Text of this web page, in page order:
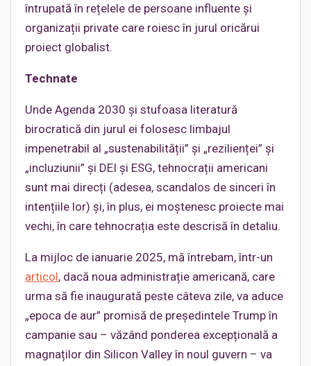
întrupată în rețelele de persoane influente și
organizații private care roiesc în jurul oricărui
proiect globalist.
Technate
Unde Agenda 2030 și stufoasa literatură
birocratică din jurul ei folosesc limbajul
impenetrabil al „sustenabilității” și „rezilienței” și
„incluziunii” și DEI și ESG, tehnocrații americani
sunt mai direcți (adesea, scandalos de sinceri în
intențiile lor) și, în plus, ei moștenesc proiecte mai
vechi, în care tehnocrația este descrisă în detaliu.
La mijloc de ianuarie 2025, mă întrebam, într-un
articol, dacă noua administrație americană, care
urma să fie inaugurată peste câteva zile, va aduce
„epoca de aur” promisă de președintele Trump în
campanie sau – văzând ponderea excepțională a
magnaților din Silicon Valley în noul guvern – va